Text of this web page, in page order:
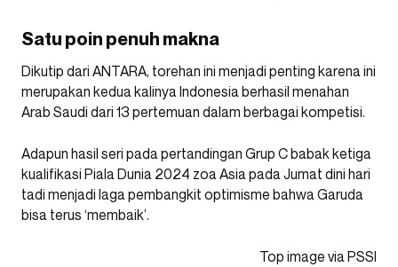
Satu poin penuh makna
Dikutip dari ANTARA, torehan ini menjadi penting karena ini
merupakan kedua kalinya Indonesia berhasil menahan
Arab Saudi dari 13 pertemuan dalam berbagai kompetisi.
Adapun hasil seri pada pertandingan Grup C babak ketiga
kualifikasi Piala Dunia 2024 zoa Asia pada Jumat dini hari
tadi menjadi laga pembangkit optimisme bahwa Garuda
bisa terus ‘membaik’.
Top image via PSSI